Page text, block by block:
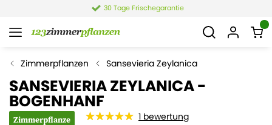
30 Tage Frischegarantie
Zimmerpflanzen Sansevieria Zeylanica
SANSEVIERIA ZEYLANICA -
BOGENHANF
Zimmerpflanze 1 bewertung